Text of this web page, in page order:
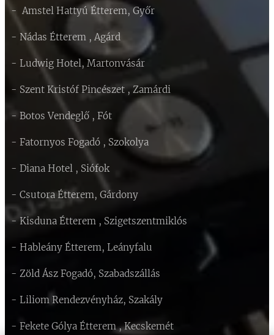
- Amstel Hattyú Étterem, Győr
- Nádas Étterem , Agárd
- Ludwig Hotel, Martonvásár
- Szent Kristóf Pincészet , Zamárdi
- Botos Vendeglő , Fót
- Fatornyos Fogadó , Szokolya
- Diana Hotel , Siófok
- Csutora Étterem, Gárdony
- Kisduna Étterem , Szigetszentmiklós
- Hableány Étterem, Leányfalu
- Zöld Ász Fogadó, Szabadszállás
- Liliom Rendezvényház, Szakály
- Fekete Gólya Étterem , Kecskemét